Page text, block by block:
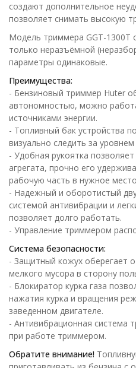
создают дополнительное
позволяет снимать высокую
Модель триммера GGT-1300T
только неразъёмной
параметры одинаковые.
Преимущества:
- Бензиновый триммер Huter
автономностью, можно
источниками энергии.
- Топливный бак устройства
визуально следить за
- Удобная рукоятка
агрегата, прочно его
рабочую часть в нужное
- Надежный и оборотистый
системой антивибрации и
позволяет долго работать.
- Управление триммером
Система безопасности:
- Защитный кожух оберегает
мелкого мусора в сторону
- Блокиратор курка газа
нажатия курка и вращения
заведенном двигателе.
- Антивибрационная
при работе триммером.
Обратите внимание!